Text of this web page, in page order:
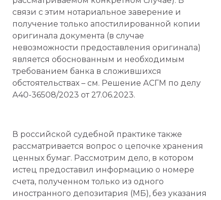
связи с этим нотариальное заверение и
получение только апостилированной копии
оригинала документа (в случае
невозможности предоставления оригинала)
является обоснованным и необходимым
требованием банка в сложившихся
обстоятельствах – см. Решение АСГМ по делу
А40-36508/2023 от 27.06.2023.
В российской судебной практике также
рассматривается вопрос о цепочке хранения
ценных бумаг. Рассмотрим дело, в котором
истец предоставил информацию о номере
счета, полученном только из одного
иностранного депозитария (МБ), без указания